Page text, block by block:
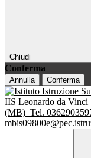
Chiudi
Conferma
Annulla Conferma
IIS Leonardo da Vinci
(MB) Tel.